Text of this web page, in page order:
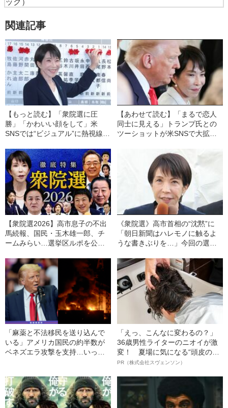
ック）
関連記事
【もっと読む】「衆院選に圧
勝」「かわいい顔をして」米
SNSでは“ビジュアル”に熱視線
賛を寄せた「意外すぎる理由」
とは
【あわせて読む】「まるで恋人
同士に見える」トランプ氏との
ツーショットが米SNSで大拡
が“効果てきめん”だった3つのワ
【衆院選2026】高市息子の不出
馬続報、国民・玉木雄一郎、チ
ームみらい…選挙区ルポを公開
《衆院選》高市首相の“沈黙”に
「朝日新聞はハレモノに触るよ
うな書きぶりを…」今回の選挙
は
「麻薬と不法移民を送り込んで
いる」アメリカ国民の約半数が
ベネズエラ攻撃を支持…いった
「えっ、こんなに変わるの？」
36歳男性ライターのニオイが激
変！ 夏場に気になる“頭皮のニ
オイ”や“ベタつき”を解消す
ト”が生み出した徹底ケアとは
PR（株式会社スヴェンソン）